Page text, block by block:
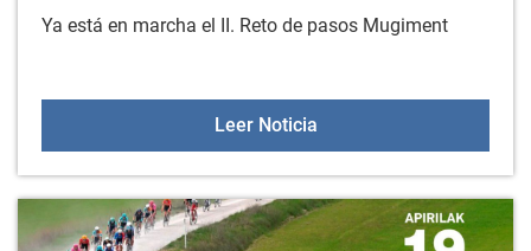
Ya está en marcha el II. Reto de pasos Mugiment
Leer NoticiaII. Reto de Pasos